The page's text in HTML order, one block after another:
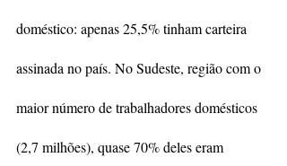
doméstico: apenas 25,5% tinham carteira
assinada no país. No Sudeste, região com o
maior número de trabalhadores domésticos
(2,7 milhões), quase 70% deles eram